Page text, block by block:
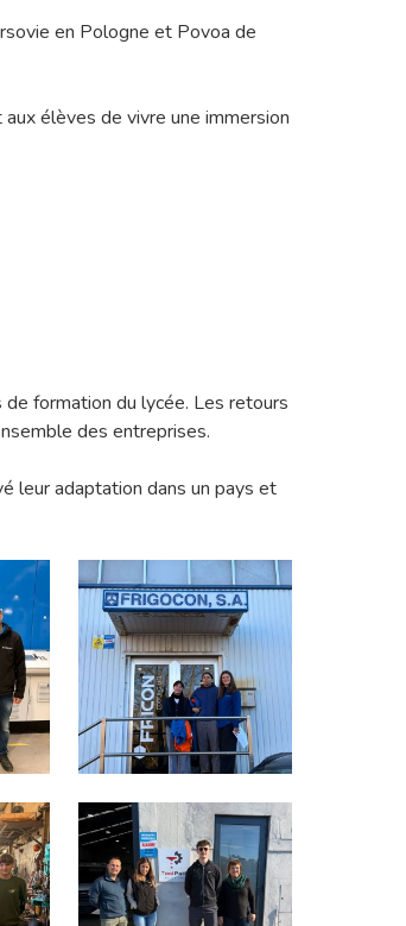
en Pologne et Povoa de
élèves de vivre une immersion
formation du lycée. Les retours
des entreprises.
leur adaptation dans un pays et